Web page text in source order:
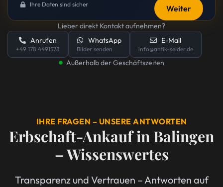
Weiter
Ihre Daten sind sicher
Lieber direkt Kontakt aufnehmen?
Anrufen
+49 178 4491578
WhatsApp
Bilder senden
E-Mail
info@antik-seider.de
Außerhalb der Geschäftszeiten
IHRE FRAGEN – UNSERE ANTWORTEN
Erbschaft-Ankauf in Balingen
– Wissenswertes
Transparenz und Vertrauen – Antworten auf